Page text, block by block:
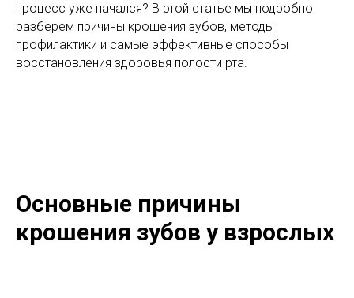
процесс уже начался? В этой статье мы подробно
разберем причины крошения зубов, методы
профилактики и самые эффективные способы
восстановления здоровья полости рта.
Основные причины
крошения зубов у взрослых